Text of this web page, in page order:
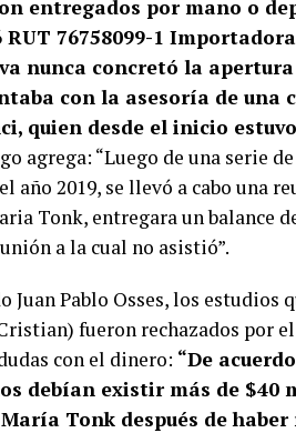
entregados por mano o
76758099-1
nunca concretó la
con la asesoría de una
quien desde el inicio
agrega: “Luego de una serie
2019, se llevó a cabo una
Tonk, entregara un balance
a la cual no asistió”.
Pablo Osses, los estudios
fueron rechazados por
con el dinero: “De
debían existir más de $40
Tonk después de